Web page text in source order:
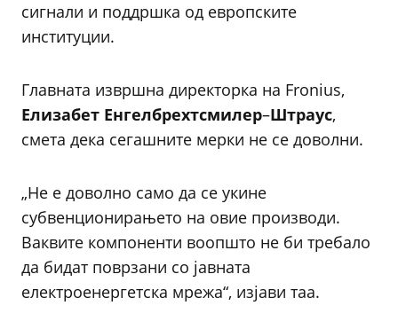
сигнали и поддршка од европските
институции.
Главната извршна директорка на Fronius,
Елизабет Енгелбрехтсмилер–Штраус,
смета дека сегашните мерки не се доволни.
„Не е доволно само да се укине
субвенционирањето на овие производи.
Ваквите компоненти воопшто не би требало
да бидат поврзани со јавната
електроенергетска мрежа“, изјави таа.